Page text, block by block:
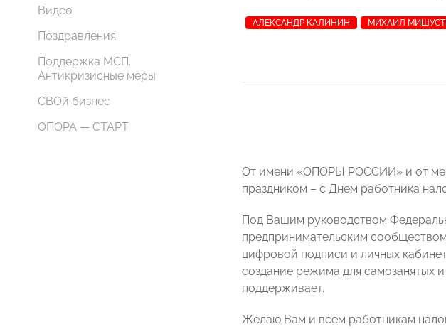
Видео
Поздравления
Поддержка МСП.
Антикризисные меры
СВОй бизнес
ОПОРА — СТАРТ
АЛЕКСАНДР КАЛИНИН МИХАИЛ
От имени «ОПОРЫ РОССИИ» и от
праздником – с Днем работника
Под Вашим руководством
предпринимательским
цифровой подписи и личных
создание режима для самозанятых
поддерживает.
Желаю Вам и всем работникам